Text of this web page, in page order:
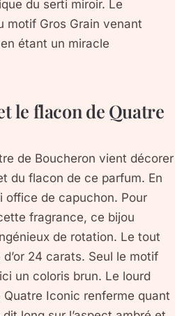
du serti miroir. Le
motif Gros Grain venant
étant un miracle
le flacon de Quatre
de Boucheron vient décorer
du flacon de ce parfum. En
office de capuchon. Pour
fragrance, ce bijou
de rotation. Le tout
24 carats. Seul le motif
un coloris brun. Le lourd
Iconic renferme quant